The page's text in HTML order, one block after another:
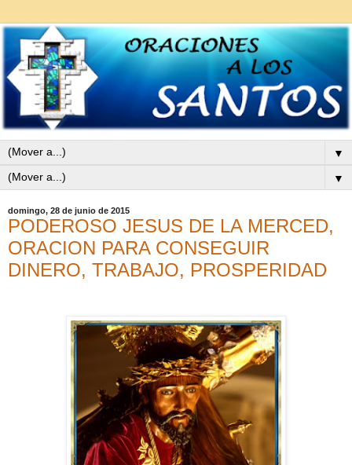
▼
▼
domingo, 28 de junio de 2015
PODEROSO JESUS DE LA MERCED,
ORACION PARA CONSEGUIR
DINERO, TRABAJO, PROSPERIDAD